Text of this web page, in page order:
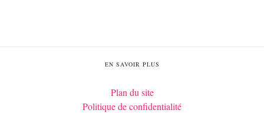
EN SAVOIR PLUS
Plan du site
Politique de confidentialité